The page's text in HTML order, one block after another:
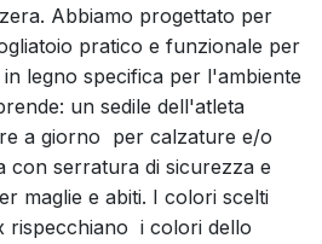
Abbiamo progettato per
pratico e funzionale per
legno specifica per l'ambiente
un sedile dell'atleta
a giorno per calzature e/o
con serratura di sicurezza e
maglie e abiti. I colori scelti
rispecchiano i colori dello